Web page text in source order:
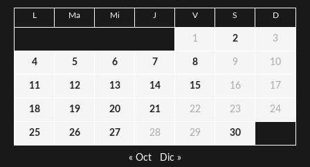
L Ma Mi J V S D
1 2 3
4 5 6 7 8 9 10
11 12 13 14 15 16 17
18 19 20 21 22 23 24
25 26 27 28 29 30
« Oct Dic »